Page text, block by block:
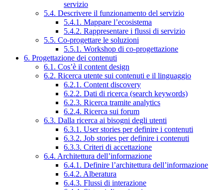
servizio
5.4. Descrivere il funzionamento del servizio
5.4.1. Mappare l’ecosistema
5.4.2. Rappresentare i flussi di servizio
5.5. Co-progettare le soluzioni
5.5.1. Workshop di co-progettazione
6. Progettazione dei contenuti
6.1. Cos’è il content design
6.2. Ricerca utente sui contenuti e il linguaggio
6.2.1. Content discovery
6.2.2. Dati di ricerca (search keywords)
6.2.3. Ricerca tramite analytics
6.2.4. Ricerca sui forum
6.3. Dalla ricerca ai bisogni degli utenti
6.3.1. User stories per definire i contenuti
6.3.2. Job stories per definire i contenuti
6.3.3. Criteri di accettazione
6.4. Architettura dell’informazione
6.4.1. Definire l’architettura dell’informazione
6.4.2. Alberatura
6.4.3. Flussi di interazione